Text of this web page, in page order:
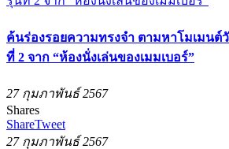
ค้นร่องรอยความทรงจำ ตามหาโมเมนต์
ที่ 2 จาก “ห้องนั่งเล่นของเมมเบอร์”
27 กุมภาพันธ์ 2567
Shares
ShareTweet
27 กุมภาพันธ์ 2567